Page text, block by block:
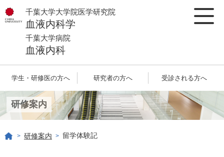
千葉大学大学院医学研究院
血液内科学
千葉大学病院
血液内科
学生・研修医の方へ 研究者の方へ 受診される方へ
研修案内
> 研修案内 > 留学体験記